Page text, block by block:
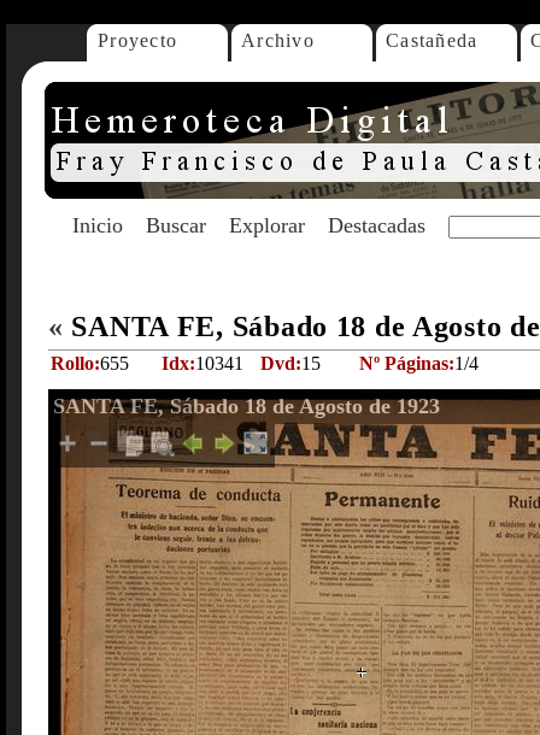
Proyecto Archivo Castañeda
Inicio Buscar Explorar Destacadas
« SANTA FE, Sábado 18 de Agosto
Rollo:655 Idx:10341 Dvd:15 Nº Páginas:1/4
SANTA FE, Sábado 18 de Agosto de 1923